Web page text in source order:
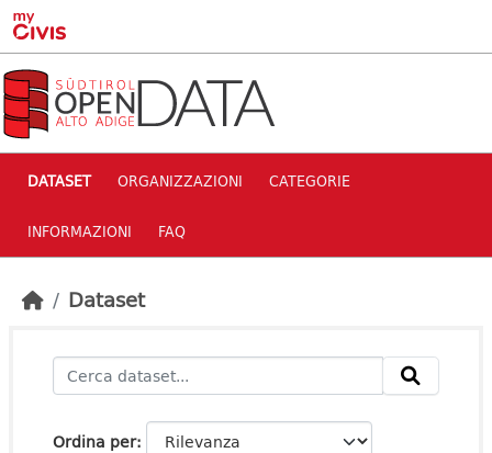
Skip to main content
DATASET ORGANIZZAZIONI CATEGORIE
INFORMAZIONI FAQ
Dataset
Ordina per